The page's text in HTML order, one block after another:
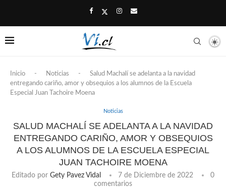
Inicio - Noticias -
Salud Machalí se adelanta a la navidad
entregando cariño, amor y obsequios a los alumnos de la Escuela
Especial Juan Tachoire Moena
Noticias
SALUD MACHALÍ SE ADELANTA A LA NAVIDAD
ENTREGANDO CARIÑO, AMOR Y OBSEQUIOS
A LOS ALUMNOS DE LA ESCUELA ESPECIAL
JUAN TACHOIRE MOENA
Editado por Gety Pavez Vidal 7 de Diciembre de 2022
0
comentarios